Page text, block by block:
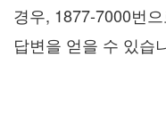
경우, 1877-7000번
답변을 얻을 수 있습